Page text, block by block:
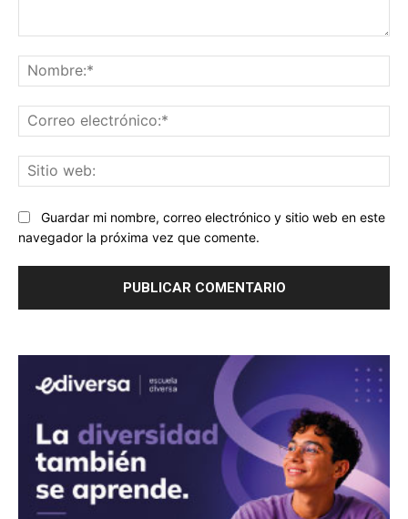
Guardar mi nombre, correo electrónico y sitio web en este
navegador la próxima vez que comente.